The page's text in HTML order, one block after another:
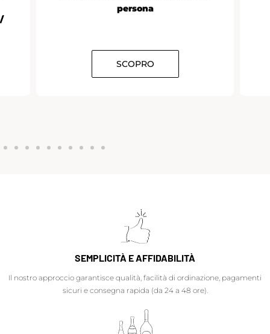
persona
SCOPRO
SEMPLICITÀ E AFFIDABILITÀ
Il nostro approccio garantisce qualità, facilità di ordinazione, pagamenti
sicuri e consegna rapida (da 24 a 48 ore).